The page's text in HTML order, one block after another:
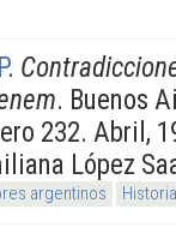
.
. Buenos
232. Abril,
López
argentinos